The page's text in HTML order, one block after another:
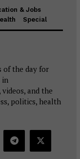
& Jobs
Special
of the day for
in
and the
politics, health